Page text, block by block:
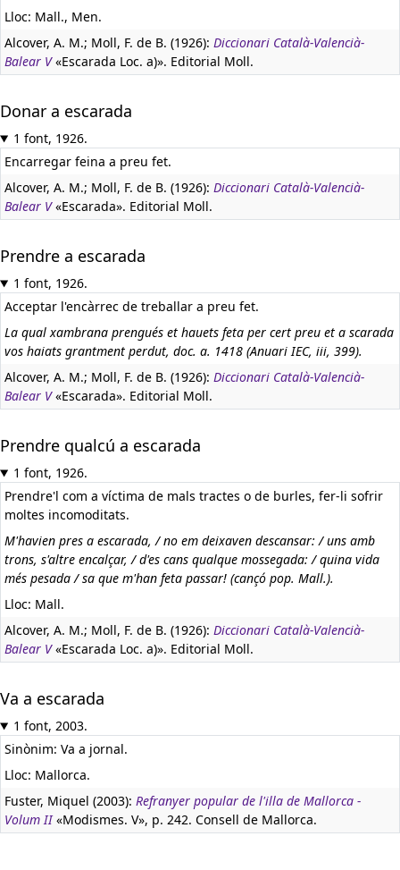
Lloc: Mall., Men.
Alcover, A. M.; Moll, F. de B. (1926): Diccionari Català-Valencià-
Balear V«Escarada Loc. a)». Editorial Moll.
Donar a escarada
1 font, 1926.
Encarregar feina a preu fet.
Alcover, A. M.; Moll, F. de B. (1926): Diccionari Català-Valencià-
Balear V«Escarada». Editorial Moll.
Prendre a escarada
1 font, 1926.
Acceptar l'encàrrec de treballar a preu fet.
La qual xambrana prengués et hauets feta per cert preu et a scarada
vos haiats grantment perdut, doc. a. 1418 (Anuari IEC, iii, 399).
Alcover, A. M.; Moll, F. de B. (1926): Diccionari Català-Valencià-
Balear V«Escarada». Editorial Moll.
Prendre qualcú a escarada
1 font, 1926.
Prendre'l com a víctima de mals tractes o de burles, fer-li sofrir
moltes incomoditats.
M'havien pres a escarada, / no em deixaven descansar: / uns amb
trons, s'altre encalçar, / d'es cans qualque mossegada: / quina vida
més pesada / sa que m'han feta passar! (cançó pop. Mall.).
Lloc: Mall.
Alcover, A. M.; Moll, F. de B. (1926): Diccionari Català-Valencià-
Balear V«Escarada Loc. a)». Editorial Moll.
Va a escarada
1 font, 2003.
Sinònim: Va a jornal.
Lloc: Mallorca.
Fuster, Miquel (2003): Refranyer popular de l'illa de Mallorca -
Volum II«Modismes. V», p. 242. Consell de Mallorca.